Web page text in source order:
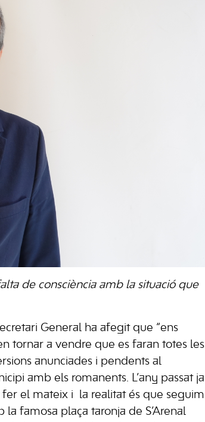
de consciència amb la situació que
General ha afegit que “ens
tornar a vendre que es faran totes les
anunciades i pendents al
amb els romanents. L’any passat ja
fer el mateix i la realitat és que seguim
la famosa plaça taronja de S’Arenal